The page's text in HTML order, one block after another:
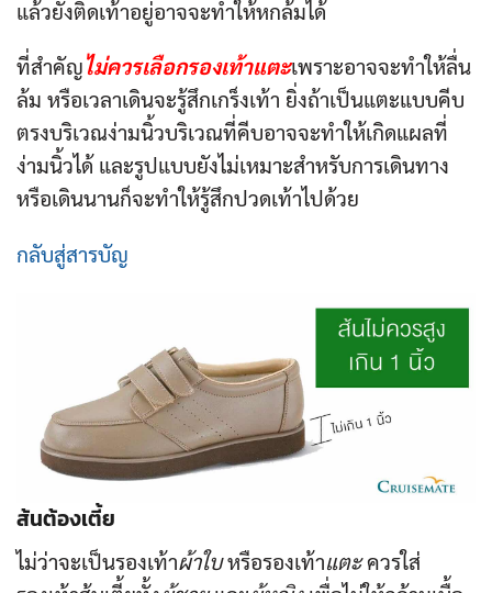
แล้วยังติดเท้าอยู่อาจจะทำให้หกล้มได้
ที่สำคัญไม่ควรเลือกรองเท้าแตะเพราะอาจจะทำให้ลื่น
ล้ม หรือเวลาเดินจะรู้สึกเกร็งเท้า ยิ่งถ้าเป็นแตะแบบคีบ
ตรงบริเวณง่ามนิ้วบริเวณที่คีบอาจจะทำให้เกิดแผลที่
ง่ามนิ้วได้ และรูปแบบยังไม่เหมาะสำหรับการเดินทาง
หรือเดินนานก็จะทำให้รู้สึกปวดเท้าไปด้วย
กลับสู่สารบัญ
ส้นต้องเตี้ย
ไม่ว่าจะเป็นรองเท้าผ้าใบหรือรองเท้าแตะควรใส่